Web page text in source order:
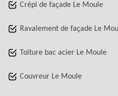
Crépi de façade Le Moule
Ravalement de façade Le
Toiture bac acier Le Moule
Couvreur Le Moule